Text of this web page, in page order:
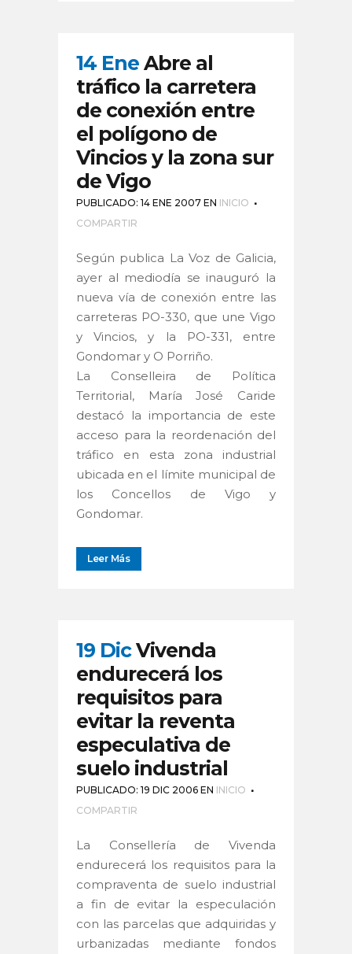
14 Ene Abre al
tráfico la carretera
de conexión entre
el polígono de
Vincios y la zona sur
de Vigo
PUBLICADO: 14 ENE 2007 EN INICIO
COMPARTIR
Según publica La Voz de Galicia,
ayer al mediodía se inauguró la
nueva vía de conexión entre las
carreteras PO-330, que une Vigo
y Vincios, y la PO-331, entre
Gondomar y O Porriño.
La Conselleira de Política
Territorial, María José Caride
destacó la importancia de este
acceso para la reordenación del
tráfico en esta zona industrial
ubicada en el límite municipal de
los Concellos de Vigo y
Gondomar.
Leer Más
19 Dic Vivenda
endurecerá los
requisitos para
evitar la reventa
especulativa de
suelo industrial
PUBLICADO: 19 DIC 2006 EN INICIO
COMPARTIR
La Consellería de Vivenda
endurecerá los requisitos para la
compraventa de suelo industrial
a fin de evitar la especulación
con las parcelas que adquiridas y
urbanizadas mediante fondos